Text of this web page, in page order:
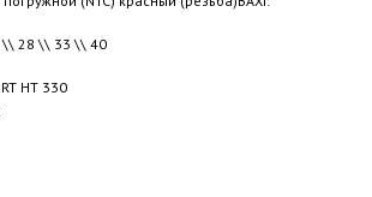
\\ 28 \\ 33 \\ 40
HT 330